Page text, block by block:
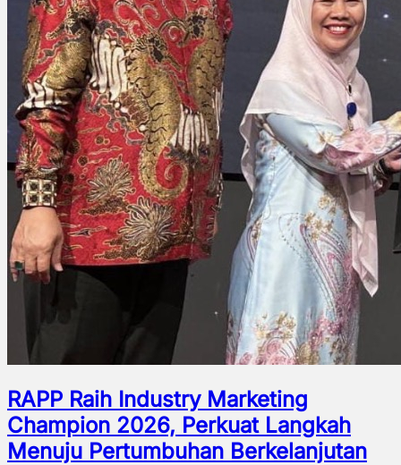
RAPP Raih Industry Marketing
Champion 2026, Perkuat Langkah
Menuju Pertumbuhan Berkelanjutan